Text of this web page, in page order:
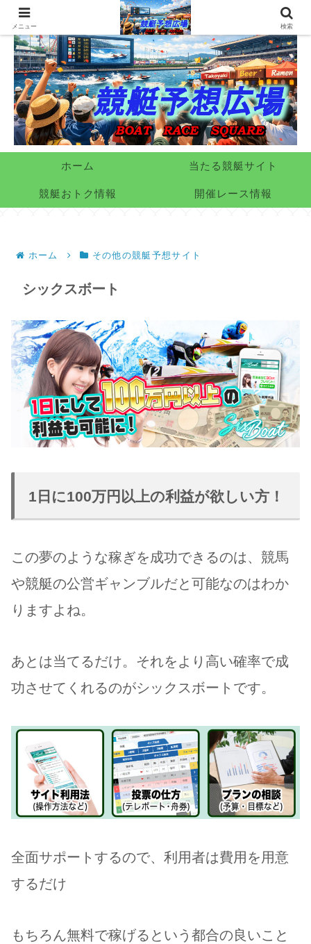
ホーム 当たる競艇サイト
競艇おトク情報 開催レース情報
ホーム その他の競艇予想サイト
シックスボート
1日に100万円以上の利益が欲しい方！
この夢のような稼ぎを成功できるのは、競馬
や競艇の公営ギャンブルだと可能なのはわか
りますよね。
あとは当てるだけ。それをより高い確率で成
功させてくれるのがシックスボートです。
全面サポートするので、利用者は費用を用意
するだけ
もちろん無料で稼げるという都合の良いこと
メニュー 検索